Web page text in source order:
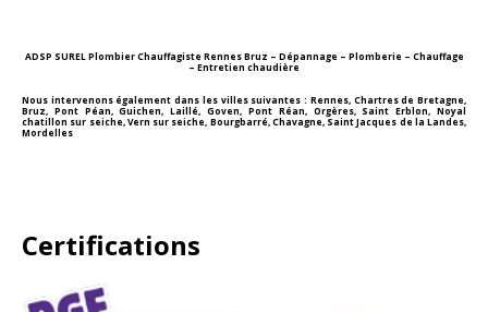
ADSP SUREL Plombier Chauffagiste Rennes Bruz – Dépannage – Plomberie – Chauffage
– Entretien chaudière
Nous intervenons également dans les villes suivantes : Rennes, Chartres de Bretagne,
Bruz, Pont Péan, Guichen, Laillé, Goven, Pont Réan, Orgères, Saint Erblon, Noyal
chatillon sur seiche, Vern sur seiche, Bourgbarré, Chavagne, Saint Jacques de la Landes,
Mordelles
Certifications